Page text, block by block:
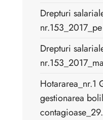
Drepturi
Drepturi
Hotararea_nr.1
gestionarea